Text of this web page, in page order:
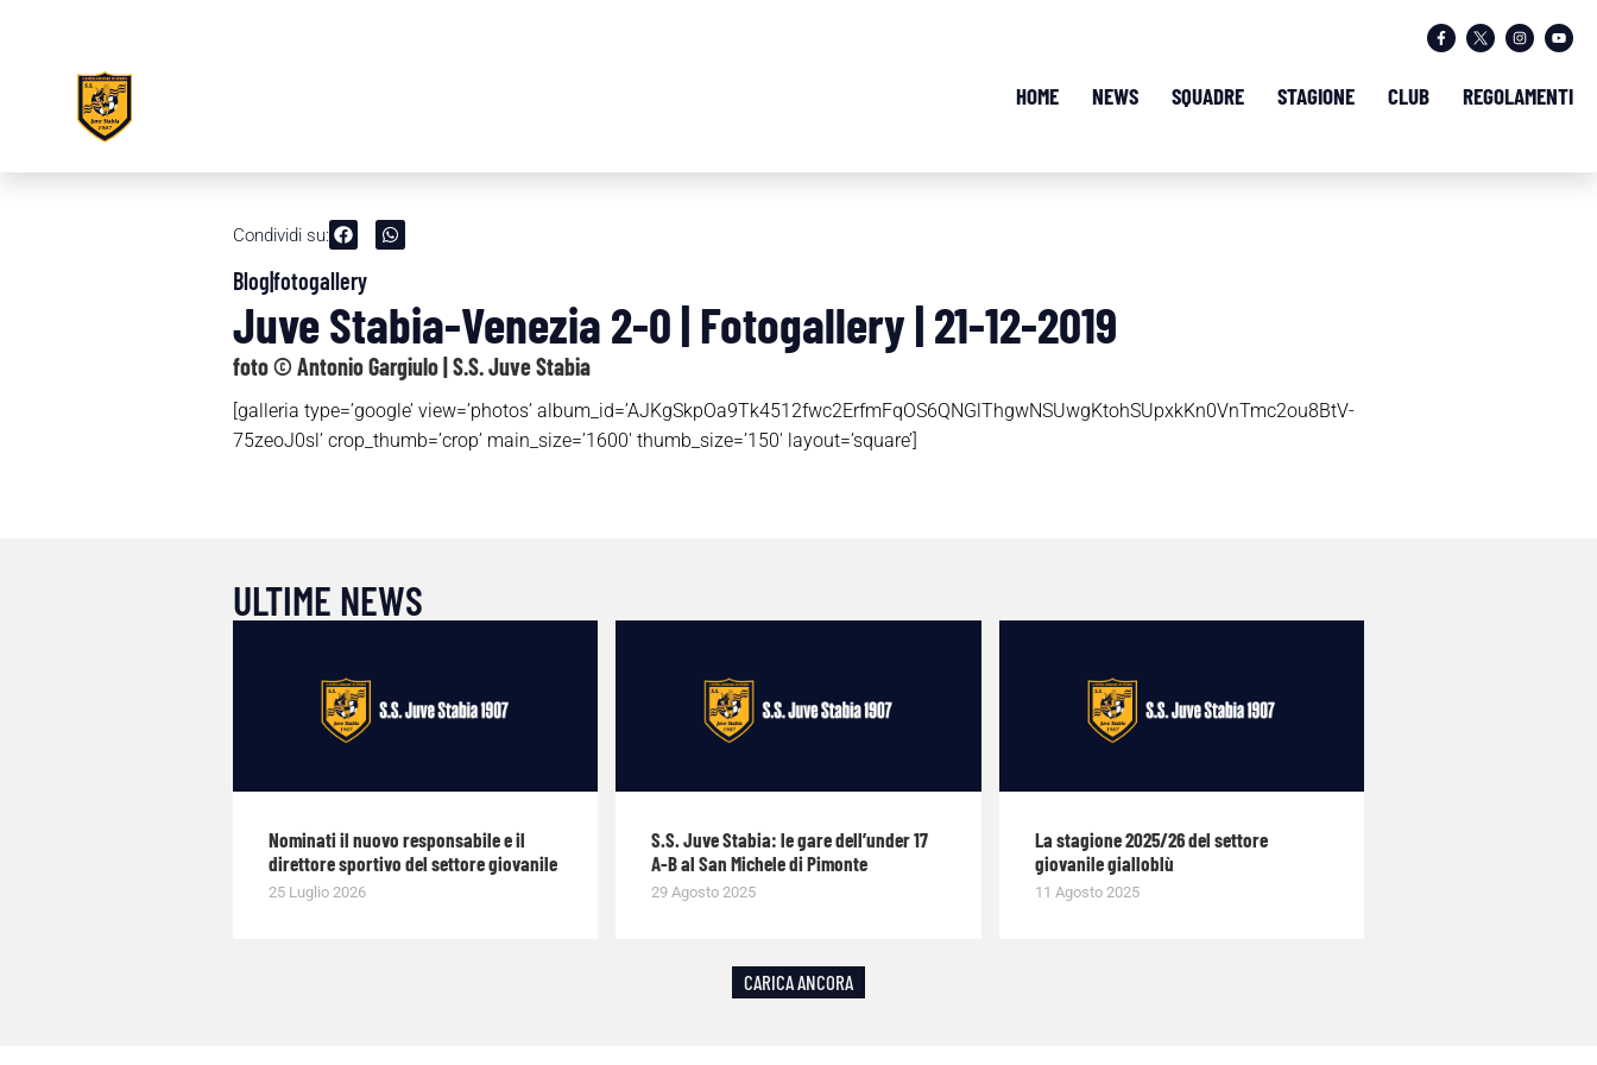
HOME NEWS SQUADRE STAGIONE CLUB REGOLAMENTI
Condividi su:
Blog|fotogallery
Juve Stabia-Venezia 2-0 | Fotogallery | 21-12-2019
foto © Antonio Gargiulo | S.S. Juve Stabia
[galleria type=’google’ view=’photos’ album_id=’AJKgSkpOa9Tk4512fwc2ErfmFqOS6QNGlThgwNSUwgKtohSUpxkKn0VnTmc2ou8BtV-
75zeoJ0sl’ crop_thumb=’crop’ main_size=’1600′ thumb_size=’150′ layout=’square’]
ULTIME NEWS
Nominati il nuovo responsabile e il
direttore sportivo del settore giovanile
25 Luglio 2026
S.S. Juve Stabia: le gare dell’under 17
A-B al San Michele di Pimonte
29 Agosto 2025
La stagione 2025/26 del settore
giovanile gialloblù
11 Agosto 2025
CARICA ANCORA